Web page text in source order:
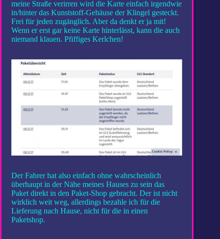
meine Straße verirren wird die Karte einfach irgendwie
in/hinter das Kunststoff-Gehäuse der Klingel gesteckt.
Frei für jeden zugänglich. Aber da denkt er ja mit!
Wenn er erst gar keine Karte hinterlässt, kann die auch
niemand klauen. Pfiffiges Kerlchen!
Der Fahrer hat also einfach ohne wahrscheinlich
überhaupt in der Nähe meines Hauses zu sein das
Paket direkt in den Paket-Shop gebracht. Der ist nicht
wirklich weit weg, allerdings bezahle ich für die
Lieferung nach Hause, nicht für die in einen
Paketshop.